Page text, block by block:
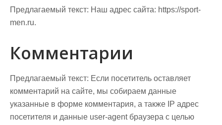
Предлагаемый текст: Наш адрес сайта: https://sport-
men.ru.
Комментарии
Предлагаемый текст: Если посетитель оставляет
комментарий на сайте, мы собираем данные
указанные в форме комментария, а также IP адрес
посетителя и данные user-agent браузера с целью